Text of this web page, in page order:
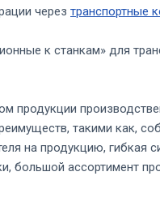
через транспортные
к станкам» для
продукции
такими как,
на продукцию, гибкая
большой ассортимент